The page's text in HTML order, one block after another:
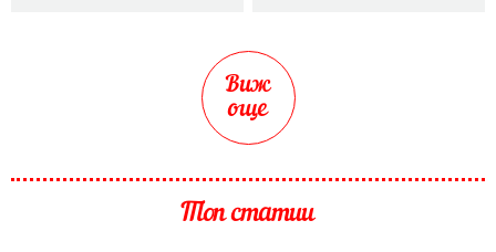
Виж
още
Топ статии